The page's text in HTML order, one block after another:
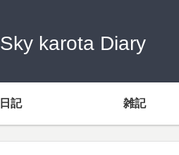
Sky karota Diary
日記 雑記